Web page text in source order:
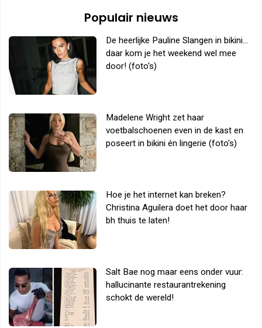
Populair nieuws
De heerlijke Pauline Slangen in bikini...
daar kom je het weekend wel mee
door! (foto's)
Madelene Wright zet haar
voetbalschoenen even in de kast en
poseert in bikini én lingerie (foto's)
Hoe je het internet kan breken?
Christina Aguilera doet het door haar
bh thuis te laten!
Salt Bae nog maar eens onder vuur:
hallucinante restaurantrekening
schokt de wereld!